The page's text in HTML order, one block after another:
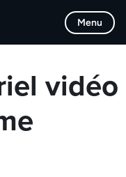
Menu
vidéo